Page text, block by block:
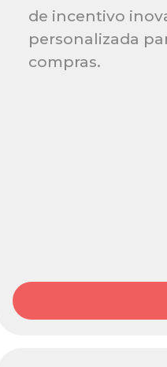
de incentivo
personalizada
compras.